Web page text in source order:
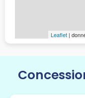
Leaflet |